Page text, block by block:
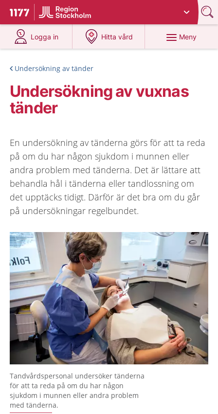
Till startsidan för 1177
Du har valt region
Logga in
på 1177.se
Hitta vård
på 1177.se
Meny
Undersökning av tänder
Undersökning av vuxnas
tänder
En undersökning av tänderna görs för att ta reda
på om du har någon sjukdom i munnen eller
andra problem med tänderna. Det är lättare att
behandla hål i tänderna eller tandlossning om
det upptäcks tidigt. Därför är det bra om du går
på undersökningar regelbundet.
Tandvårdspersonal undersöker tänderna
för att ta reda på om du har någon
sjukdom i munnen eller andra problem
med tänderna.